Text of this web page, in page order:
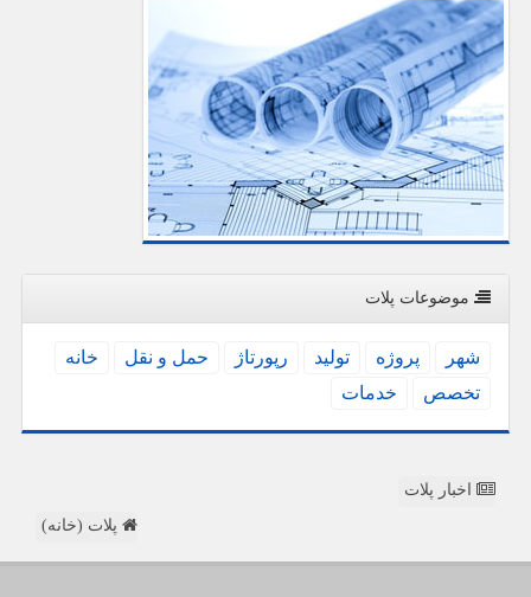
موضوعات پلات
شهر پروژه تولید رپورتاژ حمل و نقل
خانه
تخصص
خدمات
اخبار پلات
پلات (خانه)